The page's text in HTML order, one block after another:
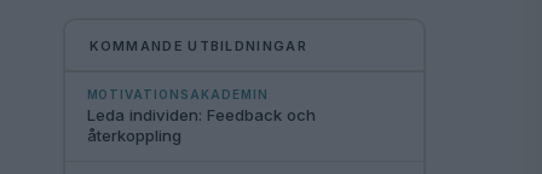
KOMMANDE UTBILDNINGAR
MOTIVATIONSAKADEMIN
Leda individen: Feedback och
återkoppling